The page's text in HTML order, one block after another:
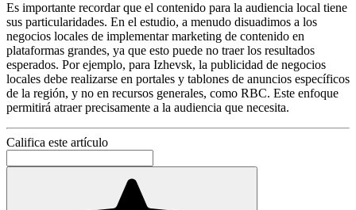
Es importante recordar que el contenido para la audiencia local tiene
sus particularidades. En el estudio, a menudo disuadimos a los
negocios locales de implementar marketing de contenido en
plataformas grandes, ya que esto puede no traer los resultados
esperados. Por ejemplo, para Izhevsk, la publicidad de negocios
locales debe realizarse en portales y tablones de anuncios específicos
de la región, y no en recursos generales, como RBC. Este enfoque
permitirá atraer precisamente a la audiencia que necesita.
Califica este artículo